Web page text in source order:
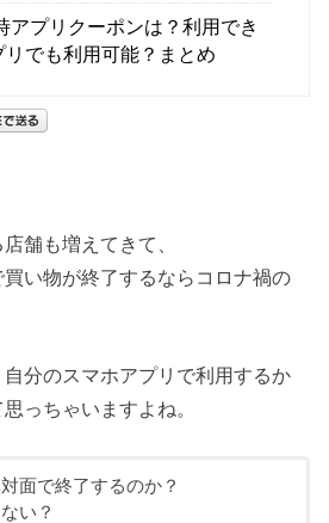
アプリクーポンは？利用でき
リでも利用可能？まとめ
舗も増えてきて、
い物が終了するならコロナ禍の
分のスマホアプリで利用するか
っちゃいますよね。
面で終了するのか？
い？